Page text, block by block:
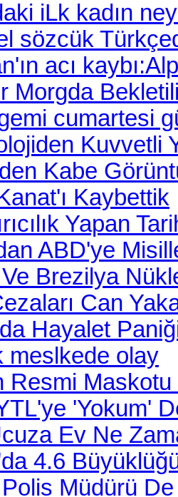
iLk kadın
sözcük
acı
Morgda
cumartesi
Kuvvetli
Kabe
Kaybettik
Yapan
ABD'ye
Brezilya
Can
Hayalet
meslkede olay
Resmi
'Yokum'
Ev Ne
4.6
Müdürü De